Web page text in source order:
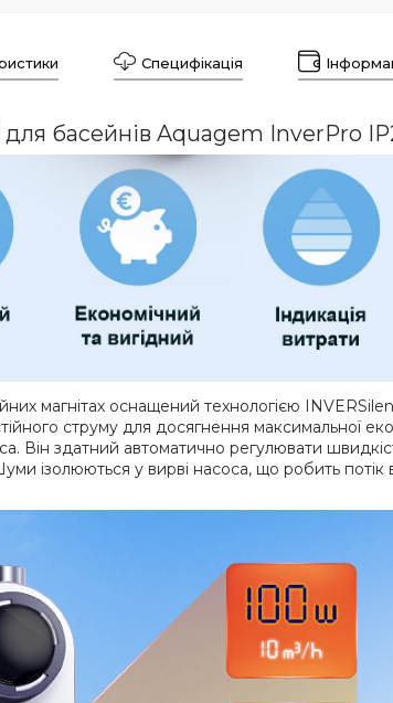
Специфікація
басейнів Aquagem InverPro
магнітах оснащений технологією
струму для досягнення максимальної
Він здатний автоматично регулювати
ізолюються у вирві насоса, що робить